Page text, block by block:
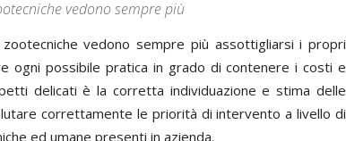
vedono sempre più
vedono sempre più assottigliarsi i propri
ogni possibile pratica in grado di contenere i costi e
delicati è la corretta individuazione e stima delle
correttamente le priorità di intervento a livello di
ed umane presenti in azienda.